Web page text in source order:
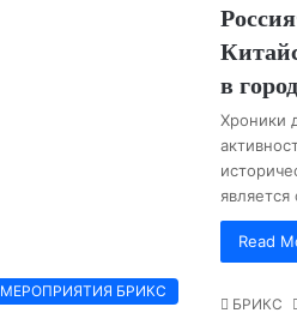
в
Хроники
Read
МЕРОПРИЯТИЯ БРИКС
БРИКС